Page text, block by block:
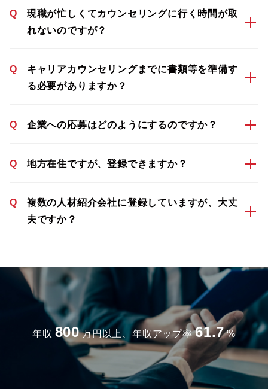
Q
現職が忙しくてカウンセリングに行く時間が取
れないのですが？
Q
キャリアカウンセリングまでに書類等を準備す
る必要がありますか？
Q 企業への応募はどのようにするのですか？
Q 地方在住ですが、登録できますか？
Q
複数の人材紹介会社に登録していますが、大丈
夫ですか？
年収 800 万円以上、年収アップ率 61.7 %